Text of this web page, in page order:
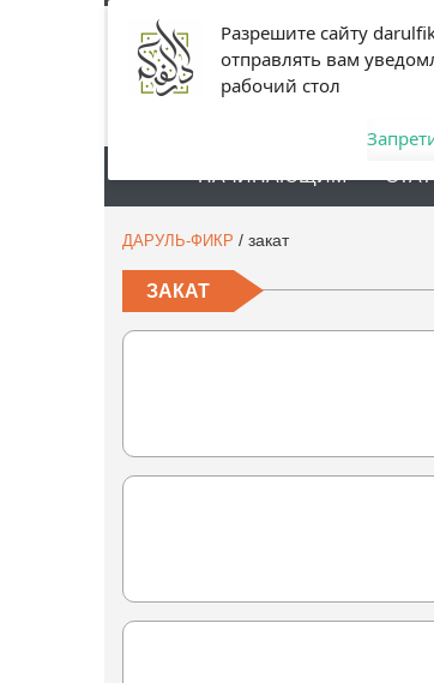
Разрешите сайту
отправлять вам
рабочий стол
НАЧИНАЮЩИМ
ДАРУЛЬ-ФИКР / закат
ЗАКАТ